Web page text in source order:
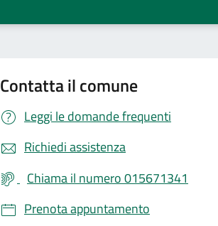
Contatta il comune
Leggi le domande frequenti
Richiedi assistenza
Chiama il numero 015671341
Prenota appuntamento